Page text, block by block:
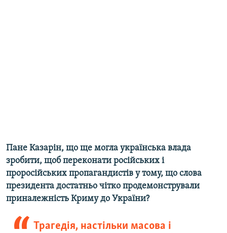
Пане Казарін, що ще могла українська влада
зробити, щоб переконати російських і
проросійських пропагандистів у тому, що слова
президента достатньо чітко продемонстрували
приналежність Криму до України?
Трагедія, настільки масова і